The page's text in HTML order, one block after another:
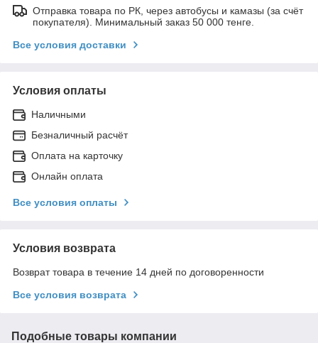
Отправка товара по РК, через автобусы и камазы (за счёт
покупателя). Минимальный заказ 50 000 тенге.
Все условия доставки
Условия оплаты
Наличными
Безналичный расчёт
Оплата на карточку
Онлайн оплата
Все условия оплаты
Условия возврата
Возврат товара в течение 14 дней по договоренности
Все условия возврата
Подобные товары компании